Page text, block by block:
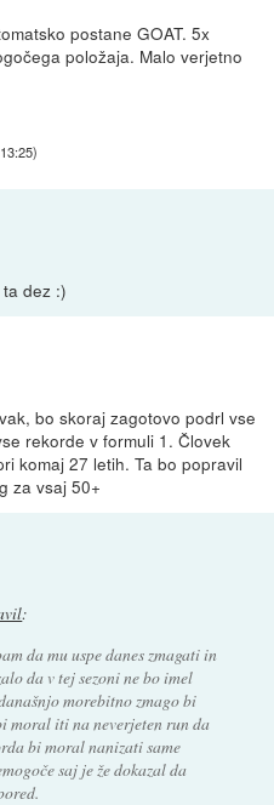
postane GOAT. 5x
položaja. Malo verjetno
)
dez :)
bo skoraj zagotovo podrl vse
rekorde v formuli 1. Človek
komaj 27 letih. Ta bo popravil
za vsaj 50+
:
da mu uspe danes zmagati in
da v tej sezoni ne bo imel
morebitno zmago bi
moral iti na neverjeten run da
bi moral nanizati same
saj je že dokazal da